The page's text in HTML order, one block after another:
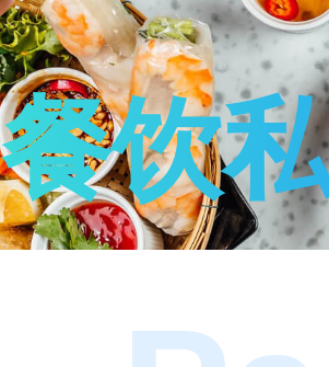
餐饮